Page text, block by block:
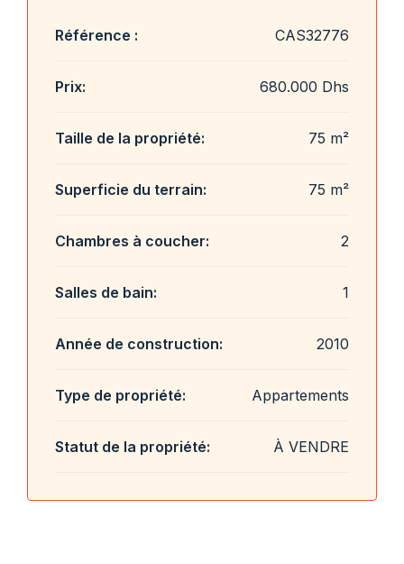
Référence : CAS32776
Prix: 680.000 Dhs
Taille de la propriété: 75 m²
Superficie du terrain: 75 m²
Chambres à coucher: 2
Salles de bain: 1
Année de construction: 2010
Type de propriété: Appartements
Statut de la propriété: À VENDRE